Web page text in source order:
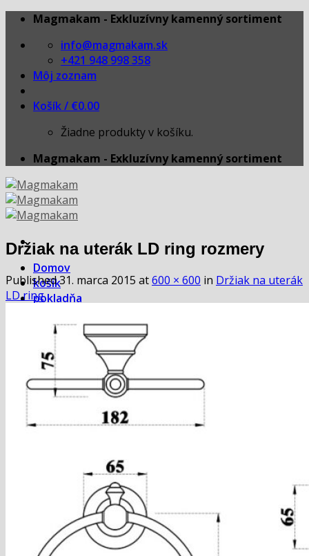
Skip
content
Magmakam - Exkluzívny kamenný sortiment
info@magmakam.sk
+421 948 998 358
Môj zoznam
Košík / €0.00
Žiadne produkty v košíku.
Magmakam - Exkluzívny kamenný sortiment
Domov
košík
pokladňa
Hľadať:
Žiadne produkty v košíku.
Držiak na uterák LD ring rozmery
Published31. marca 2015 at600 × 600 in Držiak na uterák
LD ring